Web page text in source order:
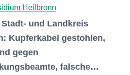
Heilbronn
Stadt- und Landkreis
Kupferkabel gestohlen,
gegen
falsche…